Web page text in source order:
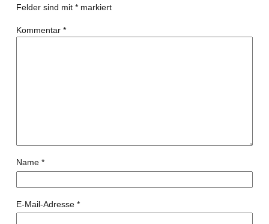
Felder sind mit *markiert
Kommentar *
Name *
E-Mail-Adresse *